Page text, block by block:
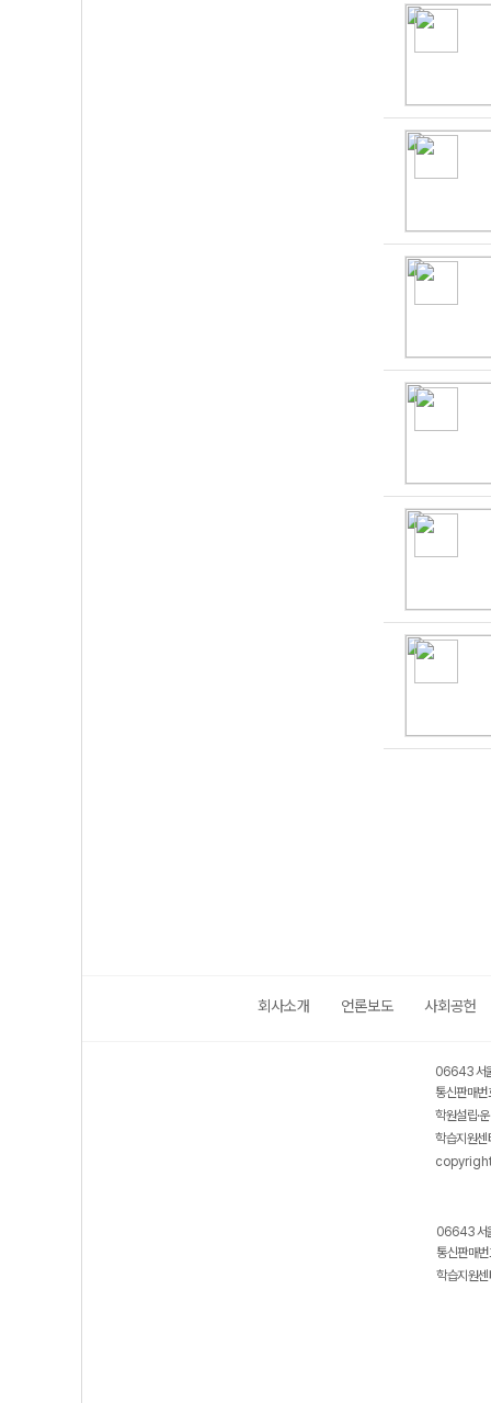
회사소개 언론보도 사회공헌
06643 서
통신판매
학원설립·
학습지원
06643 서
통신판매
학습지원